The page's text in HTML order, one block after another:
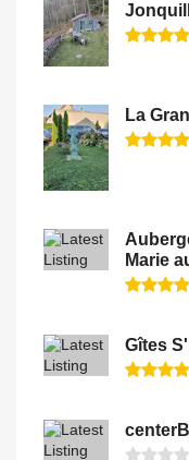
La
Marie
Gîtes